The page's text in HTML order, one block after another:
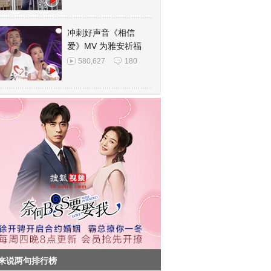
冲刺好声音《相信
爱》MV 为雅安祈福
580,627 180
说两句排行榜